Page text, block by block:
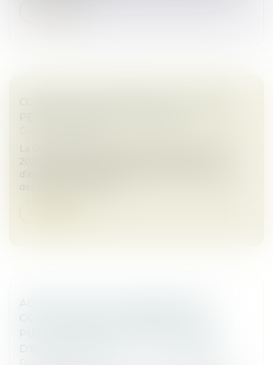
CONTRAT CLAIR ET PRÉCIS : LE JUGE NE
PEUT EN MODIFIER LA PORTÉE
La Cour de cassation, dans un arrêt rendu le 13 mai
2026, est venue rappeler les limites du pouvoir
d’interprétation du juge lorsqu’un contrat comporte
des stipulations claires...
ABUS DE POSITION DOMINANTE PAR
GOOGLE DANS LE DOMAINE DE LA
PUBLICITÉ EN LIGNE : 2,95 MILLIARDS
D'EUROS D'AMENDE - ACTU-JURIDIQUE